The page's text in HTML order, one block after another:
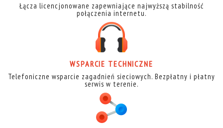
Łącza licencjonowane zapewniające najwyższą stabilność
połączenia internetu.
WSPARCIE TECHNICZNE
Telefoniczne wsparcie zagadnień sieciowych. Bezpłatny i płatny
serwis w terenie.